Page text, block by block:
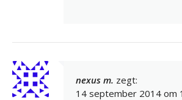
nexus m. zegt:
14 september 2014 om